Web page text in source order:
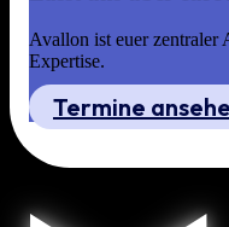
Avallon ist euer zentraler
Expertise.
Termine